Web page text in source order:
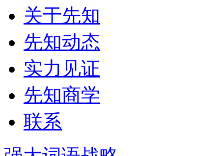
关于先知
先知动态
实力见证
先知商学
联系